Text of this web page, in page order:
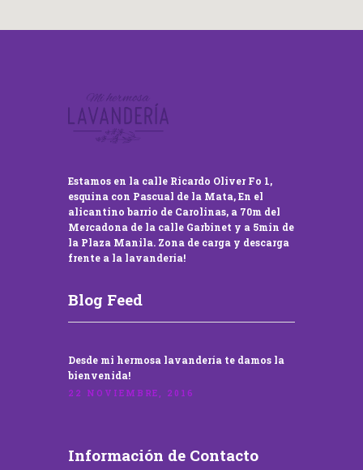
Estamos en la calle Ricardo Oliver Fo 1,
esquina con Pascual de la Mata, En el
alicantino barrio de Carolinas, a 70m del
Mercadona de la calle Garbinet y a 5min de
la Plaza Manila. Zona de carga y descarga
frente a la lavandería!
Blog Feed
Desde mi hermosa lavandería te damos la
bienvenida!
22 NOVIEMBRE, 2016
Información de Contacto